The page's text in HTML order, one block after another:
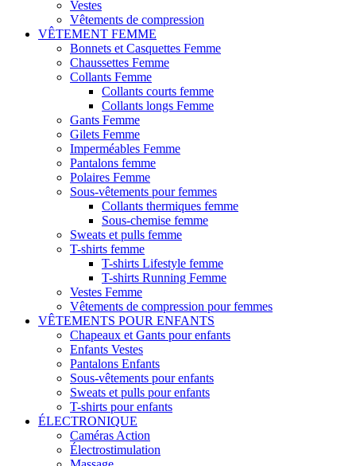
Vestes
Vêtements de compression
VÊTEMENT FEMME
Bonnets et Casquettes Femme
Chaussettes Femme
Collants Femme
Collants courts femme
Collants longs Femme
Gants Femme
Gilets Femme
Imperméables Femme
Pantalons femme
Polaires Femme
Sous-vêtements pour femmes
Collants thermiques femme
Sous-chemise femme
Sweats et pulls femme
T-shirts femme
T-shirts Lifestyle femme
T-shirts Running Femme
Vestes Femme
Vêtements de compression pour femmes
VÊTEMENTS POUR ENFANTS
Chapeaux et Gants pour enfants
Enfants Vestes
Pantalons Enfants
Sous-vêtements pour enfants
Sweats et pulls pour enfants
T-shirts pour enfants
ÉLECTRONIQUE
Caméras Action
Électrostimulation